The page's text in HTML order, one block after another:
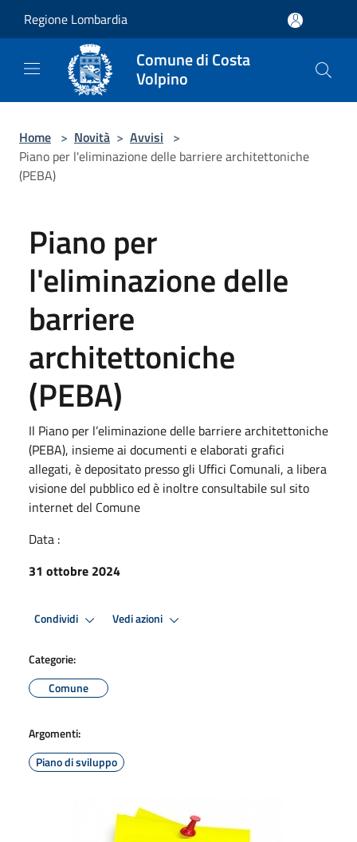
Regione Lombardia
Comune di Costa
Volpino
Home > Novità > Avvisi >
Piano per l'eliminazione delle barriere architettoniche
(PEBA)
Piano per
l'eliminazione delle
barriere
architettoniche
(PEBA)
Il Piano per l’eliminazione delle barriere architettoniche
(PEBA), insieme ai documenti e elaborati grafici
allegati, è depositato presso gli Uffici Comunali, a libera
visione del pubblico ed è inoltre consultabile sul sito
internet del Comune
Data :
31 ottobre 2024
Condividi Vedi azioni
Categorie:
Comune
Argomenti:
Piano di sviluppo